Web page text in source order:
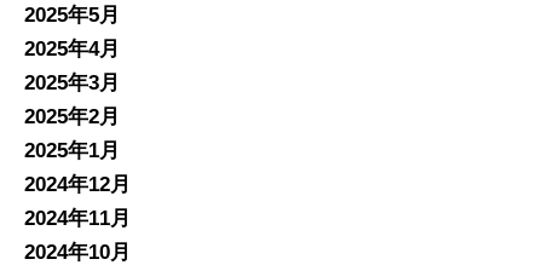
2025年5月
2025年4月
2025年3月
2025年2月
2025年1月
2024年12月
2024年11月
2024年10月